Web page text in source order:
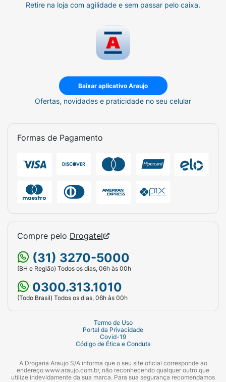
Retire na loja com agilidade e sem passar pelo caixa.
Baixar aplicativo Araujo
Ofertas, novidades e praticidade no seu celular
Formas de Pagamento
Compre pelo Drogatel
(31) 3270-5000
(BH e Região) Todos os dias, 06h às 00h
0300.313.1010
(Todo Brasil) Todos os dias, 06h às 00h
Termo de Uso
Portal da Privacidade
Covid-19
Código de Ética e Conduta
A Drogaria Araujo S/A informa que o seu site oficial corresponde ao
endereço www.araujo.com.br, não reconhecendo qualquer outro que
utilize indevidamente da sua marca. Para sua segurança recomendamos